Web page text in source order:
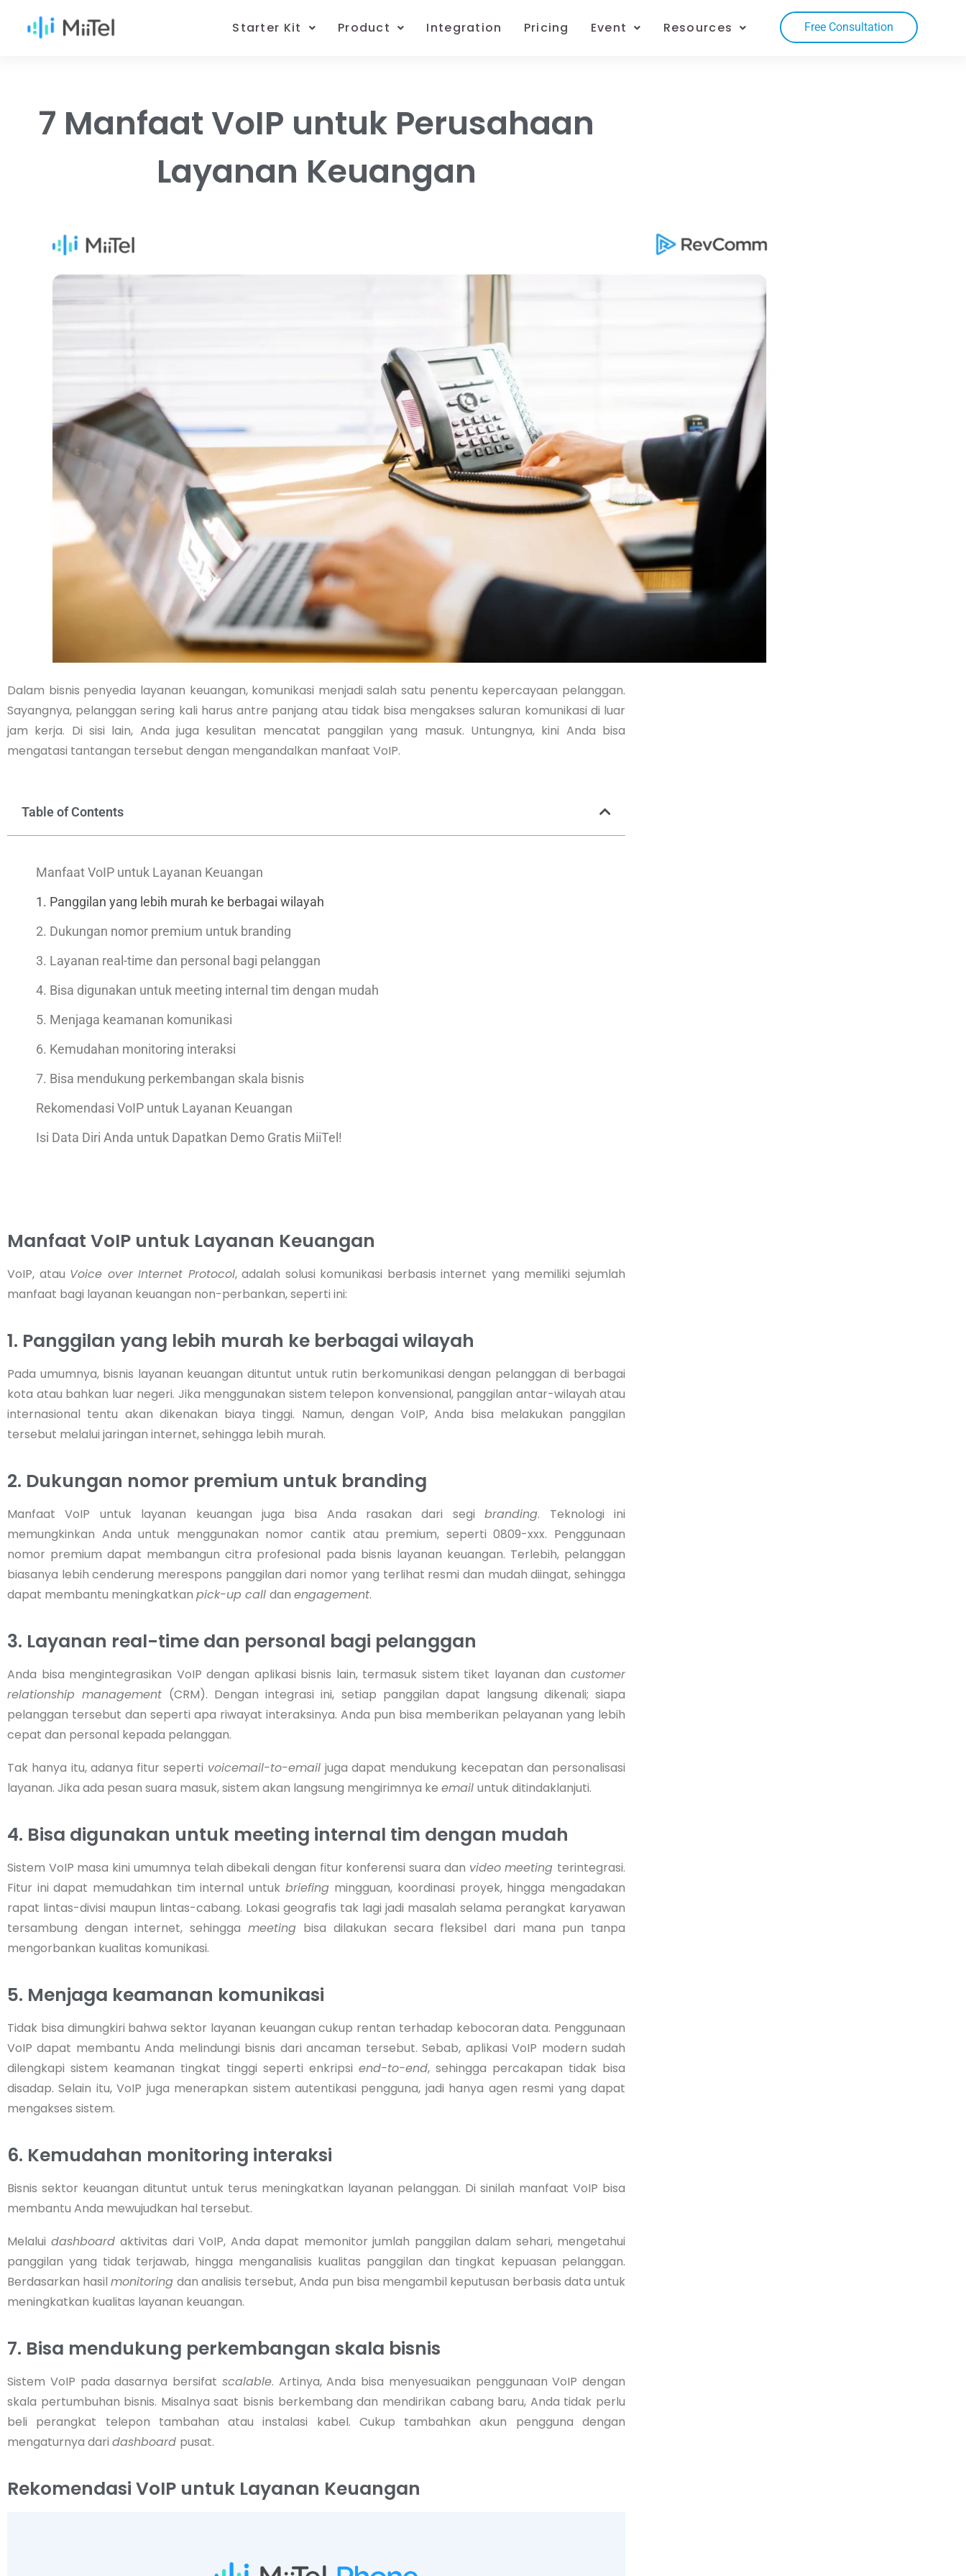
Starter Kit Product Integration Pricing Event Resources Free Consultation
7 Manfaat VoIP untuk Perusahaan
Layanan Keuangan
Dalam bisnis penyedia layanan keuangan, komunikasi menjadi salah satu penentu kepercayaan pelanggan.
Sayangnya, pelanggan sering kali harus antre panjang atau tidak bisa mengakses saluran komunikasi di luar
jam kerja. Di sisi lain, Anda juga kesulitan mencatat panggilan yang masuk. Untungnya, kini Anda bisa
mengatasi tantangan tersebut dengan mengandalkan manfaat VoIP.
Table of Contents
Manfaat VoIP untuk Layanan Keuangan
1. Panggilan yang lebih murah ke berbagai wilayah
2. Dukungan nomor premium untuk branding
3. Layanan real-time dan personal bagi pelanggan
4. Bisa digunakan untuk meeting internal tim dengan mudah
5. Menjaga keamanan komunikasi
6. Kemudahan monitoring interaksi
7. Bisa mendukung perkembangan skala bisnis
Rekomendasi VoIP untuk Layanan Keuangan
Isi Data Diri Anda untuk Dapatkan Demo Gratis MiiTel!
Manfaat VoIP untuk Layanan Keuangan
VoIP, atau Voice over Internet Protocol, adalah solusi komunikasi berbasis internet yang memiliki sejumlah
manfaat bagi layanan keuangan non-perbankan, seperti ini:
1. Panggilan yang lebih murah ke berbagai wilayah
Pada umumnya, bisnis layanan keuangan dituntut untuk rutin berkomunikasi dengan pelanggan di berbagai
kota atau bahkan luar negeri. Jika menggunakan sistem telepon konvensional, panggilan antar-wilayah atau
internasional tentu akan dikenakan biaya tinggi. Namun, dengan VoIP, Anda bisa melakukan panggilan
tersebut melalui jaringan internet, sehingga lebih murah.
2. Dukungan nomor premium untuk branding
Manfaat VoIP untuk layanan keuangan juga bisa Anda rasakan dari segibranding. Teknologi ini
memungkinkan Anda untuk menggunakan nomor cantik atau premium, seperti 0809-xxx. Penggunaan
nomor premium dapat membangun citra profesional pada bisnis layanan keuangan. Terlebih, pelanggan
biasanya lebih cenderung merespons panggilan dari nomor yang terlihat resmi dan mudah diingat, sehingga
dapat membantu meningkatkan pick-up call dan engagement.
3. Layanan real-time dan personal bagi pelanggan
Anda bisa mengintegrasikan VoIP dengan aplikasi bisnis lain, termasuk sistem tiket layanan dan customer
relationship management (CRM). Dengan integrasi ini, setiap panggilan dapat langsung dikenali; siapa
pelanggan tersebut dan seperti apa riwayat interaksinya. Anda pun bisa memberikan pelayanan yang lebih
cepat dan personal kepada pelanggan.
Tak hanya itu, adanya fitur seperti voicemail-to-email juga dapat mendukung kecepatan dan personalisasi
layanan. Jika ada pesan suara masuk, sistem akan langsung mengirimnya ke email untuk ditindaklanjuti.
4. Bisa digunakan untuk meeting internal tim dengan mudah
Sistem VoIP masa kini umumnya telah dibekali dengan fitur konferensi suara dan video meeting terintegrasi.
Fitur ini dapat memudahkan tim internal untuk briefing mingguan, koordinasi proyek, hingga mengadakan
rapat lintas-divisi maupun lintas-cabang. Lokasi geografis tak lagi jadi masalah selama perangkat karyawan
tersambung dengan internet, sehingga meeting bisa dilakukan secara fleksibel dari mana pun tanpa
mengorbankan kualitas komunikasi.
5. Menjaga keamanan komunikasi
Tidak bisa dimungkiri bahwa sektor layanan keuangan cukup rentan terhadap kebocoran data. Penggunaan
VoIP dapat membantu Anda melindungi bisnis dari ancaman tersebut. Sebab, aplikasi VoIP modern sudah
dilengkapi sistem keamanan tingkat tinggi seperti enkripsi end-to-end, sehingga percakapan tidak bisa
disadap. Selain itu, VoIP juga menerapkan sistem autentikasi pengguna, jadi hanya agen resmi yang dapat
mengakses sistem.
6. Kemudahan monitoring interaksi
Bisnis sektor keuangan dituntut untuk terus meningkatkan layanan pelanggan. Di sinilah manfaat VoIP bisa
membantu Anda mewujudkan hal tersebut.
Melalui dashboard aktivitas dari VoIP, Anda dapat memonitor jumlah panggilan dalam sehari, mengetahui
panggilan yang tidak terjawab, hingga menganalisis kualitas panggilan dan tingkat kepuasan pelanggan.
Berdasarkan hasilmonitoringdan analisis tersebut, Anda pun bisa mengambil keputusan berbasis data untuk
meningkatkan kualitas layanan keuangan.
7. Bisa mendukung perkembangan skala bisnis
Sistem VoIP pada dasarnya bersifat scalable. Artinya, Anda bisa menyesuaikan penggunaan VoIP dengan
skala pertumbuhan bisnis. Misalnya saat bisnis berkembang dan mendirikan cabang baru, Anda tidak perlu
beli perangkat telepon tambahan atau instalasi kabel. Cukup tambahkan akun pengguna dengan
mengaturnya dari dashboard pusat.
Rekomendasi VoIP untuk Layanan Keuangan